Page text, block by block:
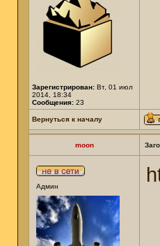
Зарегистрирован: Вт, 01 июл
2014, 18:34
Сообщения: 23
Вернуться к началу
moon
Админ